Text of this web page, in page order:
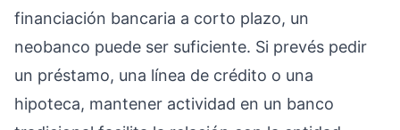
financiación bancaria a corto plazo, un
neobanco puede ser suficiente. Si prevés pedir
un préstamo, una línea de crédito o una
hipoteca, mantener actividad en un banco